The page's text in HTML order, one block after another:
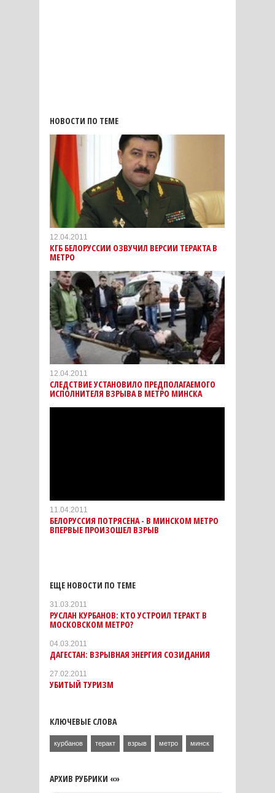
НОВОСТИ ПО ТЕМЕ
12.04.2011
КГБ БЕЛОРУССИИ ОЗВУЧИЛ ВЕРСИИ ТЕРАКТА В
МЕТРО
12.04.2011
СЛЕДСТВИЕ УСТАНОВИЛО ПРЕДПОЛАГАЕМОГО
ИСПОЛНИТЕЛЯ ВЗРЫВА В МЕТРО МИНСКА
11.04.2011
БЕЛОРУССИЯ ПОТРЯСЕНА - В МИНСКОМ МЕТРО
ВПЕРВЫЕ ПРОИЗОШЕЛ ВЗРЫВ
ЕЩЕ НОВОСТИ ПО ТЕМЕ
31.03.2011
РУСЛАН КУРБАНОВ: КТО УСТРОИЛ ТЕРАКТ В
МОСКОВСКОМ МЕТРО?
04.03.2011
ДАГЕСТАН: ВЗРЫВНАЯ ЭНЕРГИЯ СОЗИДАНИЯ
27.02.2011
УБИТЫЙ ТУРИЗМ
КЛЮЧЕВЫЕ СЛОВА
курбанов теракт взрыв метро минск
АРХИВ РУБРИКИ «»